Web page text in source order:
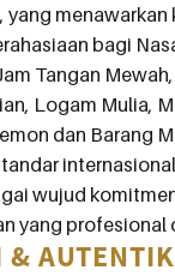
yang menawarkan
bagi
Tangan
Logam Mulia,
dan Barang
internasional
wujud
yang profesional
&